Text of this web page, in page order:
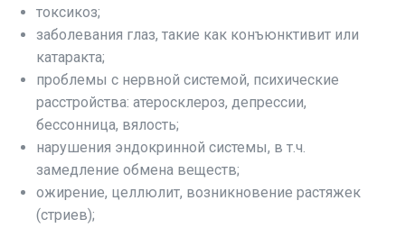
токсикоз;
заболевания глаз, такие как конъюнктивит или
катаракта;
проблемы с нервной системой, психические
расстройства: атеросклероз, депрессии,
бессонница, вялость;
нарушения эндокринной системы, в т.ч.
замедление обмена веществ;
ожирение, целлюлит, возникновение растяжек
(стриев);